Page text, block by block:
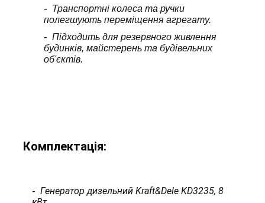
Транспортні колеса та ручки
полегшують переміщення агрегату.
Підходить для резервного живлення
будинків, майстерень та будівельних
об'єктів.
Комплектація:
Генератор дизельний Kraft&Dele KD3235, 8